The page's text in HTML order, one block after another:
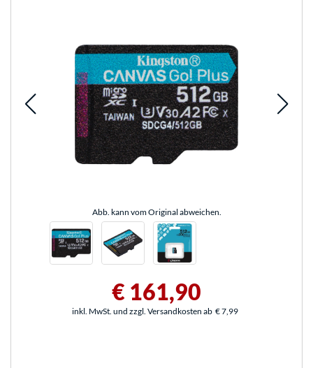
Abb. kann vom Original abweichen.
€ 161,90
inkl. MwSt. und zzgl. Versandkosten ab € 7,99